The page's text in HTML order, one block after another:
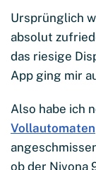
Ursprünglich
absolut
das riesige
App ging mir
Also habe ich
Vollautomaten
ob der Nivona